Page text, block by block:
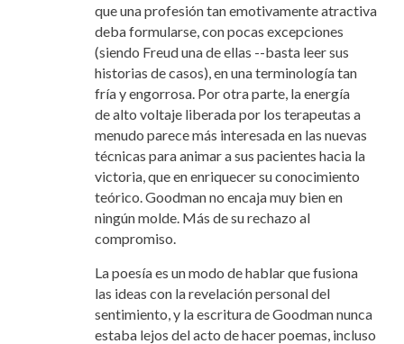
que una profesión tan emotivamente atractiva
deba formularse, con pocas excepciones
(siendo Freud una de ellas --basta leer sus
historias de casos), en una terminología tan
fría y engorrosa. Por otra parte, la energía
de alto voltaje liberada por los terapeutas a
menudo parece más interesada en las nuevas
técnicas para animar a sus pacientes hacia la
victoria, que en enriquecer su conocimiento
teórico. Goodman no encaja muy bien en
ningún molde. Más de su rechazo al
compromiso.
La poesía es un modo de hablar que fusiona
las ideas con la revelación personal del
sentimiento, y la escritura de Goodman nunca
estaba lejos del acto de hacer poemas, incluso